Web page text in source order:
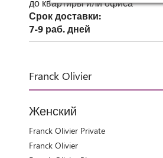
до квартиры или офиса
Срок доставки:
7-9 раб. дней
Franck Olivier
Женский
Franck Olivier Private
Franck Olivier